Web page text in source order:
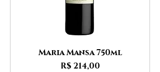
Maria Mansa 750ml
Preço
R$ 214,00